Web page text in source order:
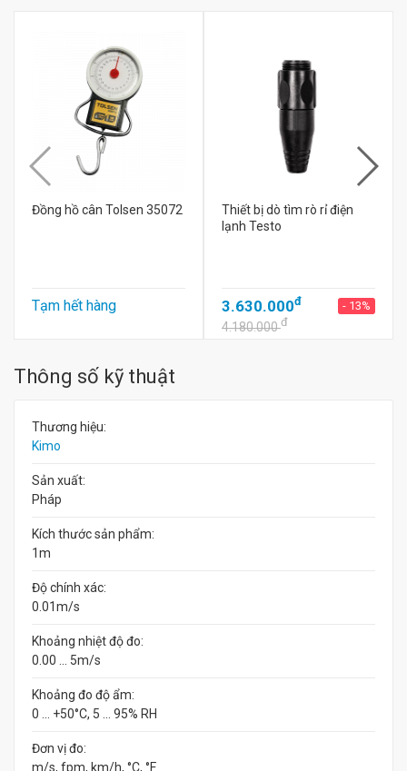
Đồng hồ cân Tolsen 35072
Tạm hết hàng
Thiết bị dò tìm rò rỉ điện
lạnh Testo
3.630.000đ - 13%
4.180.000đ
Thông số kỹ thuật
Thương hiệu:
Kimo
Sản xuất:
Pháp
Kích thước sản phẩm:
1m
Độ chính xác:
0.01m/s
Khoảng nhiệt độ đo:
0.00 ... 5m/s
Khoảng đo độ ẩm:
0 ... +50°C, 5 ... 95% RH
Đơn vị đo:
m/s, fpm, km/h, °C, °F